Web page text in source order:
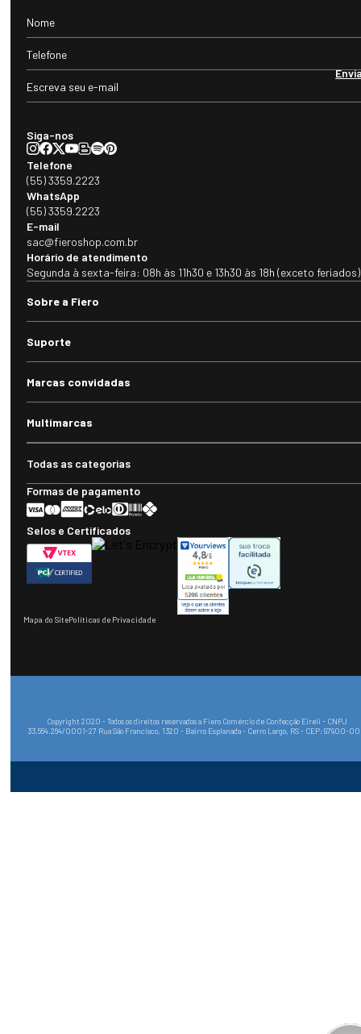
Siga-nos
Telefone
(55) 3359.2223
WhatsApp
(55) 3359.2223
E-mail
sac@fieroshop.com.br
Horário de atendimento
Segunda à sexta-feira: 08h às 11h30 e 13h30 às 18h (exceto feriados)
Sobre a Fiero
Suporte
Marcas convidadas
Multimarcas
Todas as categorias
Formas de pagamento
Selos e Certificados
Mapa do SitePolíticas de Privacidade
Copyright 2020 - Todos os direitos reservados a Fiero Comércio de Confecção Eireli - CNPJ
33.564.264/0001-27 Rua São Francisco, 1320 - Bairro Esplanada - Cerro Largo, RS - CEP: 97900-